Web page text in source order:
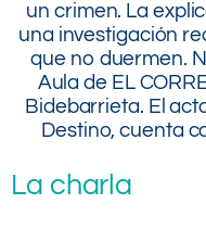
un crimen. La
una investigación
que no duermen.
Aula de EL
Bidebarrieta. El
Destino, cuenta
La charla